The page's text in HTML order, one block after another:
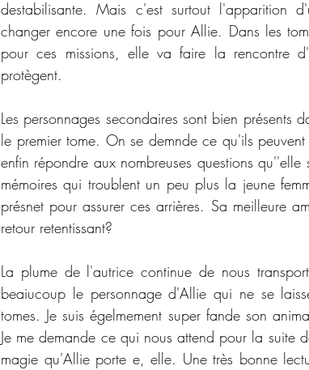
destabilisante. Mais c'est surtout l'apparition
changer encore une fois pour Allie. Dans les
pour ces missions, elle va faire la rencontre
protègent.
Les personnages secondaires sont bien
le premier tome. On se demnde ce qu'ils
enfin répondre aux nombreuses questions
mémoires qui troublent un peu plus la jeune
présnet pour assurer ces arrières. Sa meilleure
retour retentissant?
La plume de l'autrice continue de nous
beaiucoup le personnage d'Allie qui ne se
tomes. Je suis égelmement super fande son
Je me demande ce qui nous attend pour la suite
magie qu'Allie porte e, elle. Une très bonne